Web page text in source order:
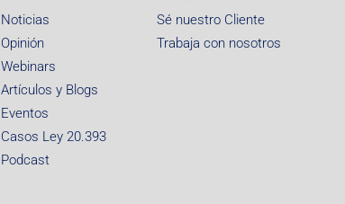
Noticias
Opinión
Webinars
Artículos y Blogs
Eventos
Casos Ley 20.393
Podcast
Sé nuestro Cliente
Trabaja con nosotros